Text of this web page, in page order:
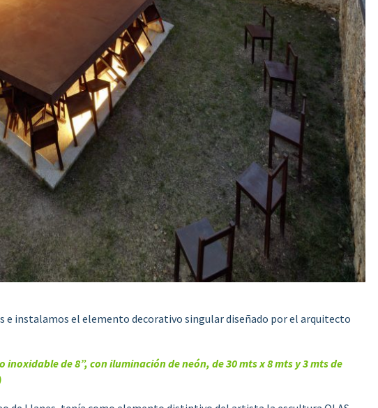
e instalamos el elemento decorativo singular diseñado por el arquitecto
de 8”, con iluminación de neón, de 30 mts x 8 mts y 3 mts de